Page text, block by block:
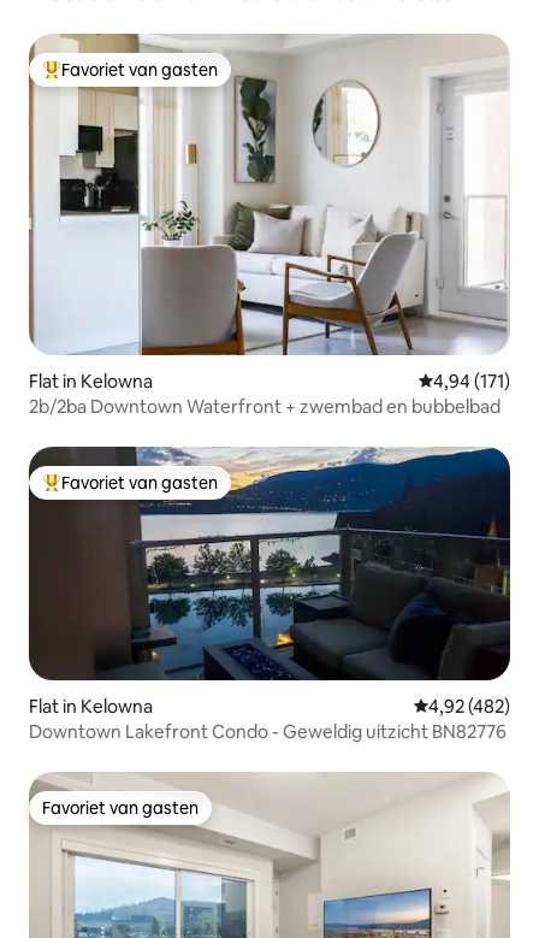
Topfavoriet van gasten
Favoriet van gasten
Flat in Kelowna Gemiddelde
4,94 (171)
2b/2ba Downtown Waterfront + zwembad en bubbelbad
Topfavoriet van gasten
Favoriet van gasten
Flat in Kelowna Gemiddelde
4,92 (482)
Downtown Lakefront Condo - Geweldig uitzicht BN82776
Favoriet van gasten
Favoriet van gasten